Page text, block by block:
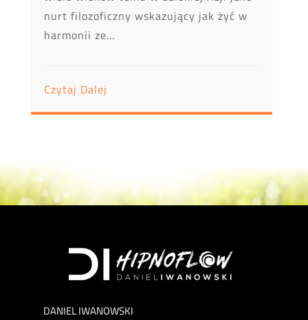
nurt filozoficzny wskazujący jak żyć w
harmonii ze...
Czytaj Dalej
DANIEL IWANOWSKI